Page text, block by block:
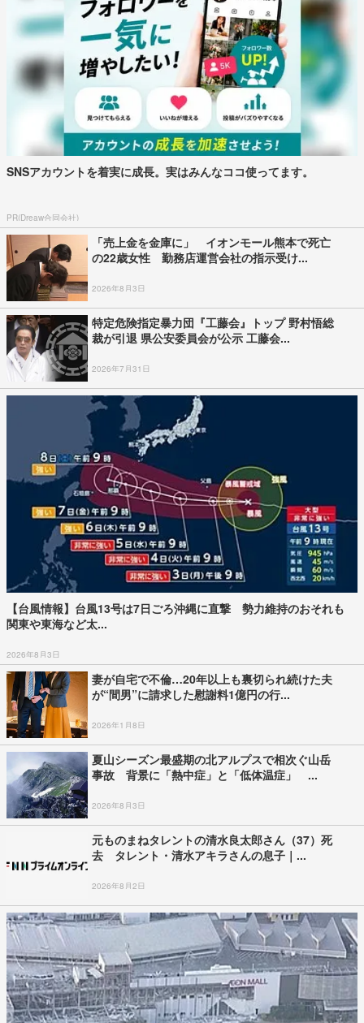
SNSアカウントを着実に成長。実はみんなココ使ってます。
PR(Dreaw合同会社)
「売上金を金庫に」 イオンモール熊本で死亡
の22歳女性 勤務店運営会社の指示受け...
2026年8月3日
特定危険指定暴力団『工藤会』トップ 野村悟総
裁が引退 県公安委員会が公示 工藤会...
2026年7月31日
【台風情報】台風13号は7日ごろ沖縄に直撃 勢力維持のおそれも
関東や東海など太...
2026年8月3日
妻が自宅で不倫…20年以上も裏切られ続けた夫
が“間男”に請求した慰謝料1億円の行...
2026年1月8日
夏山シーズン最盛期の北アルプスで相次ぐ山岳
事故 背景に「熱中症」と「低体温症」 ...
2026年8月3日
元ものまねタレントの清水良太郎さん（37）死
去 タレント・清水アキラさんの息子｜...
2026年8月2日